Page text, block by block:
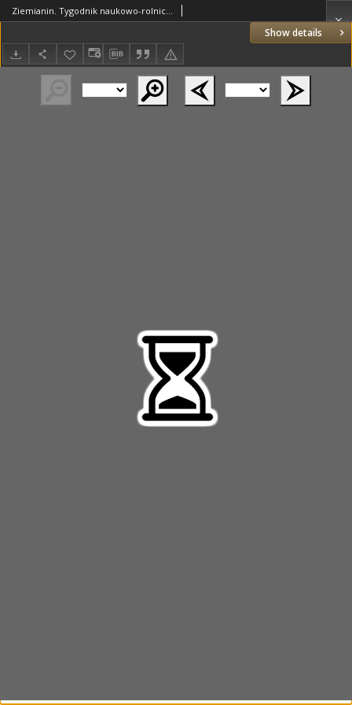
Show details
Ziemianin. Tygodnik naukowo-rolniczy i ekonomiczny; organ Centralnego Towarzystwa Gospodarczego w Wielkim Księstwe Poznańskim 1918.09.01 R.69 Nr35